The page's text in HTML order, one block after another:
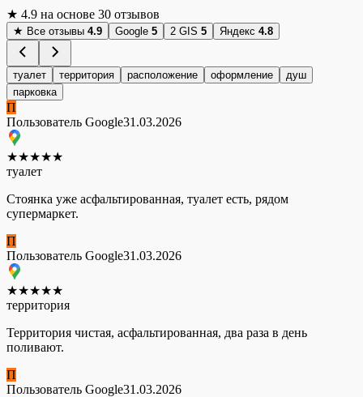
★ 4.9 на основе 30 отзывов
★ Все отзывы 4.9 Google 5 2 GIS 5 Яндекс 4.8
туалет территория расположение оформление
душ
парковка
П
Пользователь Google31.03.2026
★★★★★
туалет
Стоянка уже асфальтированная, туалет есть, рядом
супермаркет.
П
Пользователь Google31.03.2026
★★★★★
территория
Территория чистая, асфальтированная, два раза в день
поливают.
П
Пользователь Google31.03.2026